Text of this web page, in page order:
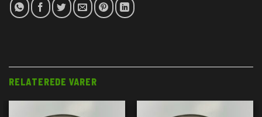
RELATEREDE VARER